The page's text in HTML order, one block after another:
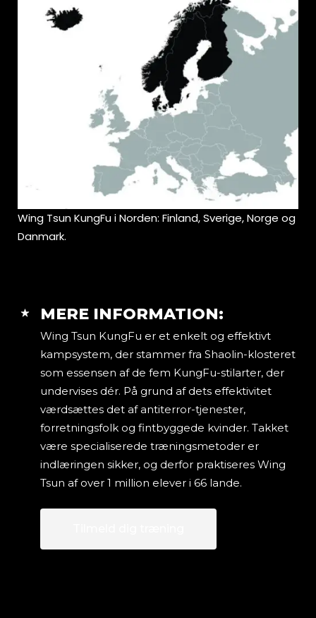
Wing Tsun KungFu i Norden: Finland, Sverige, Norge og
Danmark.
MERE INFORMATION:
Wing Tsun KungFu er et enkelt og effektivt
kampsystem, der stammer fra Shaolin-klosteret
som essensen af de fem KungFu-stilarter, der
undervises dér. På grund af dets effektivitet
værdsættes det af antiterror-tjenester,
forretningsfolk og fintbyggede kvinder. Takket
være specialiserede træningsmetoder er
indlæringen sikker, og derfor praktiseres Wing
Tsun af over 1 million elever i 66 lande.